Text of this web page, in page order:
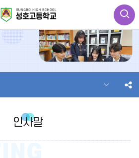
인사말